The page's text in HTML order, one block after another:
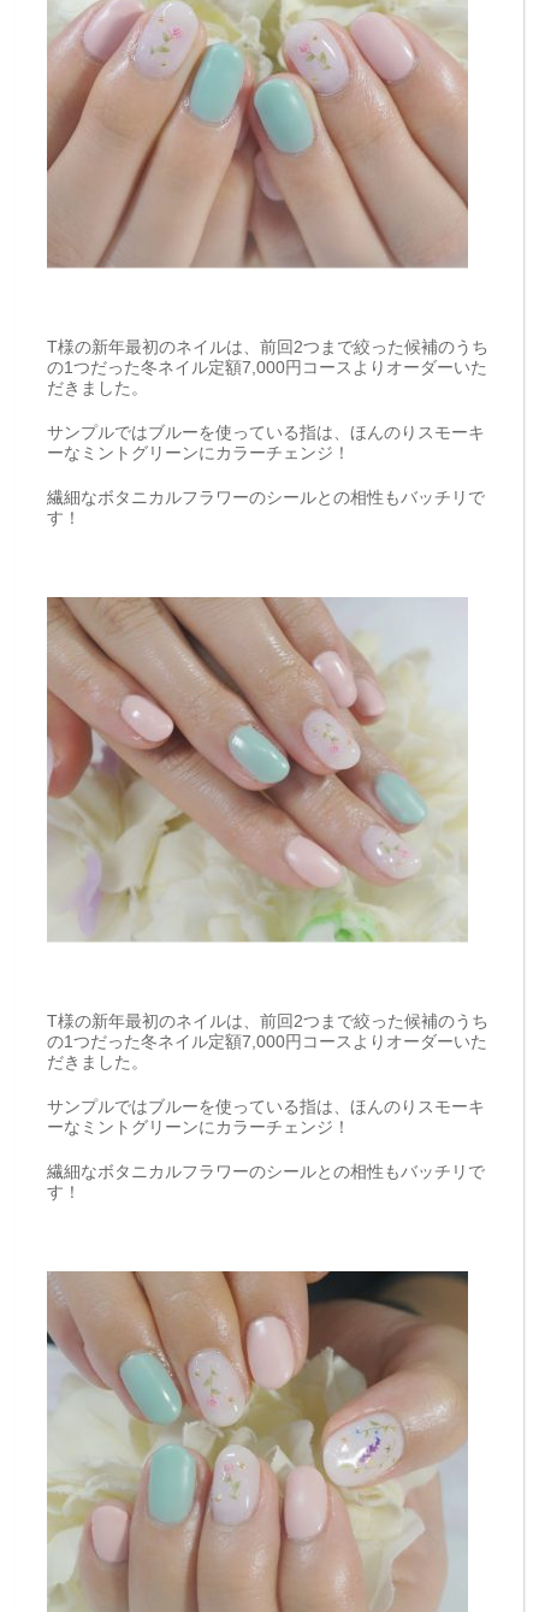
T様の新年最初のネイルは、前回2つまで絞った候補のうち
の1つだった冬ネイル定額7,000円コースよりオーダーいた
だきました。
サンプルではブルーを使っている指は、ほんのりスモーキ
ーなミントグリーンにカラーチェンジ！
繊細なボタニカルフラワーのシールとの相性もバッチリで
す！
T様の新年最初のネイルは、前回2つまで絞った候補のうち
の1つだった冬ネイル定額7,000円コースよりオーダーいた
だきました。
サンプルではブルーを使っている指は、ほんのりスモーキ
ーなミントグリーンにカラーチェンジ！
繊細なボタニカルフラワーのシールとの相性もバッチリで
す！